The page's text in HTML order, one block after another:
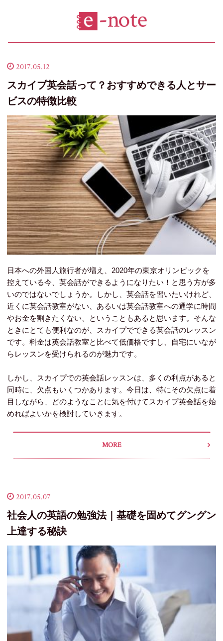
2017.05.12
スカイプ英会話って？おすすめできる人とサー
ビスの特徴比較
日本への外国人旅行者が増え、2020年の東京オリンピックを
控えている今、英会話ができるようになりたい！と思う方が多
いのではないでしょうか。しかし、英会話を習いたいけれど、
近くに英会話教室がない、あるいは英会話教室への通学に時間
やお金を割きたくない、ということもあると思います。そんな
ときにとても便利なのが、スカイプでできる英会話のレッスン
です。料金は英会話教室と比べて低価格ですし、自宅にいなが
らレッスンを受けられるのが魅力です。
しかし、スカイプでの英会話レッスンは、多くの利点があると
同時に、欠点もいくつかあります。今日は、特にその欠点に着
目しながら、どのようなことに気を付けてスカイプ英会話を始
めればよいかを検討していきます。
MORE
2017.05.07
社会人の英語の勉強法｜基礎を固めてグングン
上達する秘訣